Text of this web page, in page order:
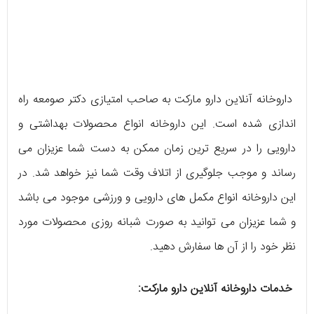
داروخانه آنلاین دارو مارکت به صاحب امتیازی دکتر صومعه راه
اندازی شده است. این داروخانه انواع محصولات بهداشتی و
دارویی را در سریع‌ ‌ترین زمان ممکن به دست شما عزیزان می
‌رساند و موجب جلوگیری از اتلاف وقت شما نیز خواهد شد. در
این داروخانه انواع مکمل ‌های دارویی و ورزشی موجود می ‌باشد
و شما عزیزان می‌ ‌توانید به صورت شبانه روزی محصولات مورد
نظر خود را از آن ها سفارش دهید.
خدمات داروخانه آنلاین دارو مارکت: